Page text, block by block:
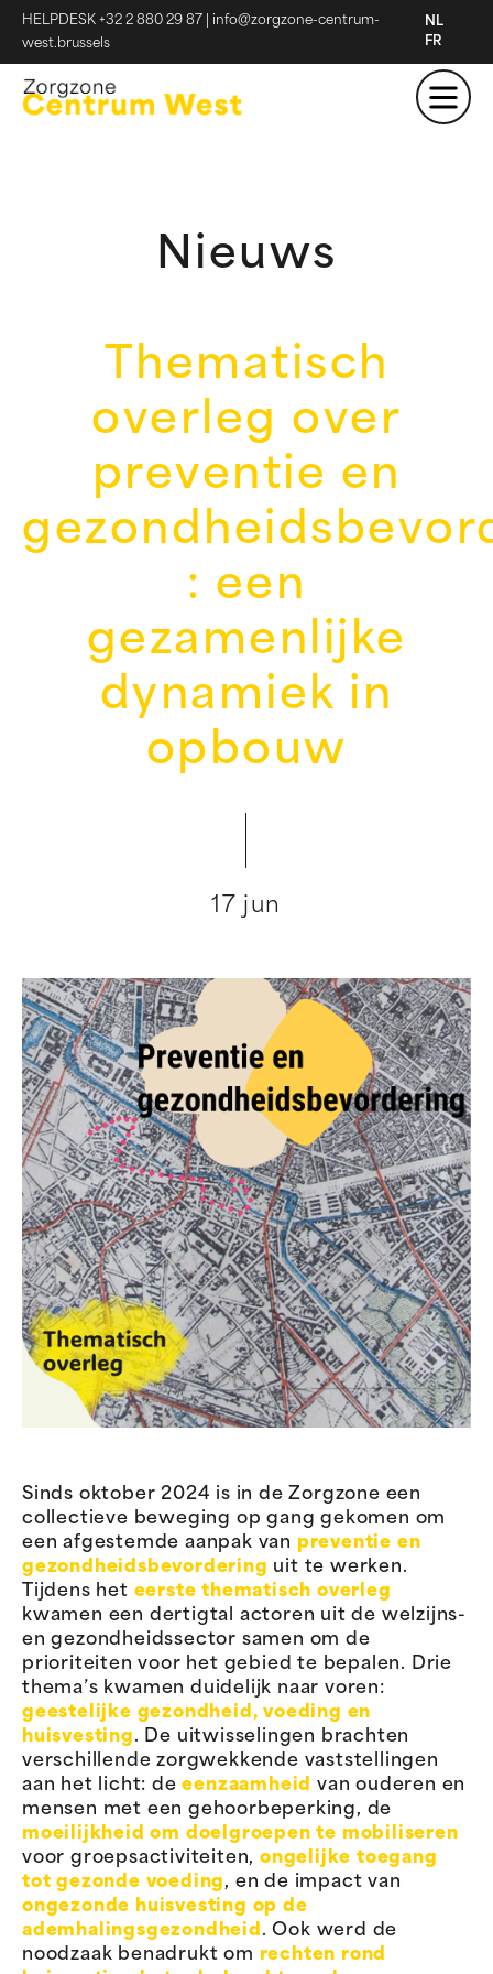
HELPDESK +32 2 880 29 87
info@zorgzone-centrum-
west.brussels
NL
FR
Nieuws
Thematisch
overleg over
preventie en
: een
gezamenlijke
dynamiek in
opbouw
17 jun
Sinds oktober 2024 is in de Zorgzone een
collectieve beweging op gang gekomen om
een afgestemde aanpak van preventie en
gezondheidsbevordering uit te werken.
Tijdens het eerste thematisch overleg
kwamen een dertigtal actoren uit de welzijns-
en gezondheidssector samen om de
prioriteiten voor het gebied te bepalen. Drie
thema’s kwamen duidelijk naar voren:
geestelijke gezondheid, voeding en
huisvesting. De uitwisselingen brachten
verschillende zorgwekkende vaststellingen
aan het licht: deeenzaamheid van ouderen en
mensen met een gehoorbeperking, de
moeilijkheid om doelgroepen te mobiliseren
voor groepsactiviteiten,ongelijke toegang
tot gezonde voeding, en de impact van
ongezonde huisvesting op de
ademhalingsgezondheid. Ook werd de
noodzaak benadrukt om rechten rond